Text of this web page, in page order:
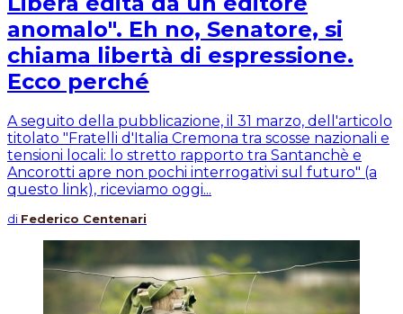
anomalo". Eh no, Senatore, si
chiama libertà di espressione.
Ecco perché
A seguito della pubblicazione, il 31 marzo, dell'articolo
titolato "Fratelli d'Italia Cremona tra scosse nazionali e
tensioni locali: lo stretto rapporto tra Santanchè e
Ancorotti apre non pochi interrogativi sul futuro" (a
questo link), riceviamo oggi...
di Federico Centenari